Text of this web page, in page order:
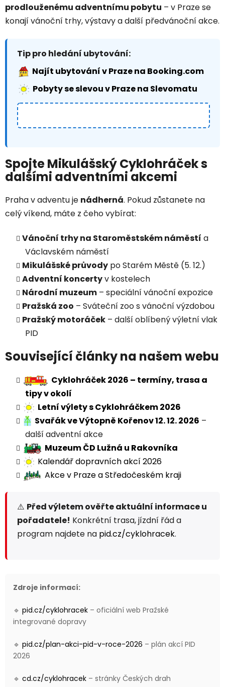
prodlouženému adventnímu pobytu – v Praze se
konají vánoční trhy, výstavy a další předvánoční akce.
Tip pro hledání ubytování:
Najít ubytování v Praze na Booking.com
Pobyty se slevou v Praze na Slevomatu
Spojte Mikulášský Cyklohráček s
dalšími adventními akcemi
Praha v adventu je nádherná. Pokud zůstanete na
celý víkend, máte z čeho vybírat:
Vánoční trhy na Staroměstském náměstí a
Václavském náměstí
Mikulášské průvody po Starém Městě (5. 12.)
Adventní koncertyv kostelech
Národní muzeum – speciální vánoční expozice
Pražská zoo – Sváteční zoo s vánoční výzdobou
Pražský motoráček – další oblíbený výletní vlak
PID
Související články na našem webu
Cyklohráček 2026 – termíny, trasa a
tipy v okolí
Letní výlety s Cyklohráčkem 2026
Svařák ve Výtopně Kořenov 12. 12. 2026 –
další adventní akce
Muzeum ČD Lužná u Rakovníka
Kalendář dopravních akcí 2026
Akce v Praze a Středočeském kraji
⚠️ Před výletem ověřte aktuální informace u
pořadatele! Konkrétní trasa, jízdní řád a
program najdete na pid.cz/cyklohracek.
Zdroje informací:
🔹 pid.cz/cyklohracek – oficiální web Pražské
integrované dopravy
🔹 pid.cz/plan-akci-pid-v-roce-2026 – plán akcí PID
2026
🔹 cd.cz/cyklohracek – stránky Českých drah